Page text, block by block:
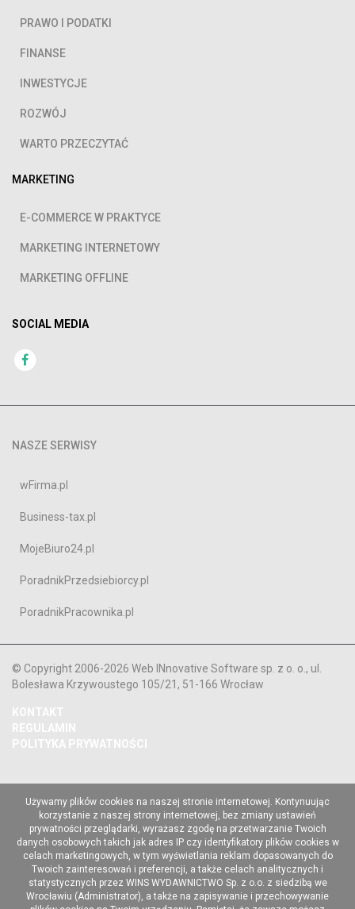
PRAWO I PODATKI
FINANSE
INWESTYCJE
ROZWÓJ
WARTO PRZECZYTAĆ
MARKETING
E-COMMERCE W PRAKTYCE
MARKETING INTERNETOWY
MARKETING OFFLINE
SOCIAL MEDIA
NASZE SERWISY
wFirma.pl
Business-tax.pl
MojeBiuro24.pl
PoradnikPrzedsiebiorcy.pl
PoradnikPracownika.pl
© Copyright 2006-2026 Web INnovative Software sp. z o. o., ul.
Bolesława Krzywoustego 105/21, 51-166 Wrocław
KONTAKT
REGULAMIN
POLITYKA PRYWATNOŚCI
Używamy plików cookies na naszej stronie internetowej. Kontynuując
korzystanie z naszej strony internetowej, bez zmiany ustawień
prywatności przeglądarki, wyrażasz zgodę na przetwarzanie Twoich
danych osobowych takich jak adres IP czy identyfikatory plików cookies w
celach marketingowych, w tym wyświetlania reklam dopasowanych do
Twoich zainteresowań i preferencji, a także celach analitycznych i
statystycznych przez WINS WYDAWNICTWO Sp. z o.o. z siedzibą we
Wrocławiu (Administrator), a także na zapisywanie i przechowywanie